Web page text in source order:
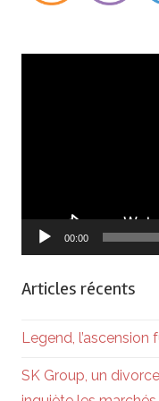
00:00
Articles récents
Legend,
SK Group, un